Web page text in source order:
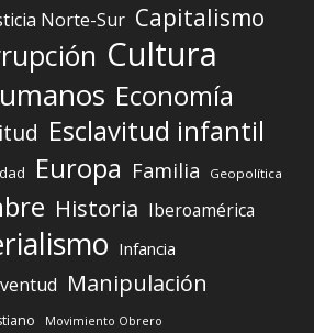
Norte-Sur Capitalismo
Cultura
Economía
Esclavitud infantil
Europa Familia Geopolítica
Historia Iberoamérica
Infancia
Manipulación
Movimiento Obrero